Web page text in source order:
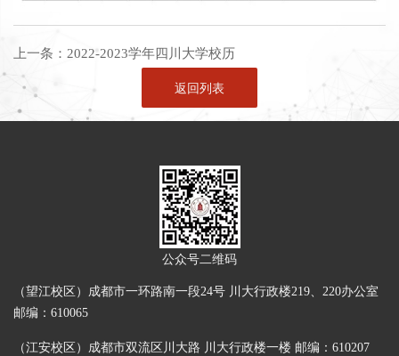
上一条： 2022-2023学年四川大学校历
返回列表
公众号二维码
（望江校区）成都市一环路南一段24号 川大行政楼219、220办公室
邮编：610065
（江安校区）成都市双流区川大路 川大行政楼一楼 邮编：610207